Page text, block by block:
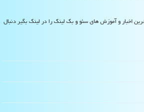
اخبار و آموزش های سئو و بک لینک را در لینک بگیر دنبال